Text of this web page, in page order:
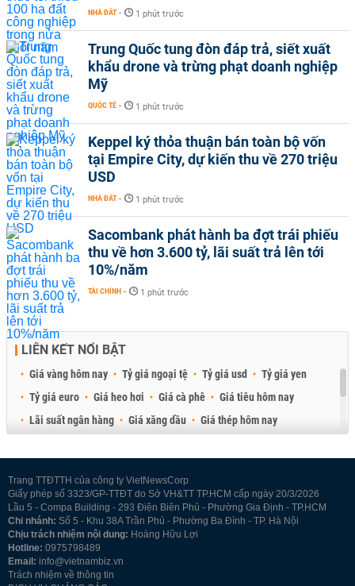
NHÀ ĐẤT - 1 phút trước
Trung Quốc tung đòn đáp trả, siết xuất
khẩu drone và trừng phạt doanh nghiệp
Mỹ
QUỐC TẾ - 1 phút trước
Keppel ký thỏa thuận bán toàn bộ vốn
tại Empire City, dự kiến thu về 270 triệu
USD
NHÀ ĐẤT - 1 phút trước
Sacombank phát hành ba đợt trái phiếu
thu về hơn 3.600 tỷ, lãi suất trả lên tới
10%/năm
TÀI CHÍNH - 1 phút trước
LIÊN KẾT NỔI BẬT
Giá vàng hôm nay Tỷ giá ngoại tệ Tỷ giá usd
Tỷ giá yen
Tỷ giá euro
Giá heo hơi Giá cà phê
Giá tiêu hôm nay
Lãi suất ngân hàng
Giá xăng dầu
Giá thép hôm nay
Trang TTĐTTH của công ty VietNewsCorp
Giấy phép số 3323/GP-TTĐT do Sở VH&TT TP.HCM cấp ngày 20/3/2026
Lầu 5 - Compa Building - 293 Điện Biên Phủ - Phường Gia Định - TP.HCM
Chi nhánh: Số 5 - Khu 38A Trần Phú - Phường Ba Đình - TP. Hà Nội
Chịu trách nhiệm nội dung: Hoàng Hữu Lợi
Hotline: 0975798489
Email: info@vietnambiz.vn
Trách nhiệm về thông tin